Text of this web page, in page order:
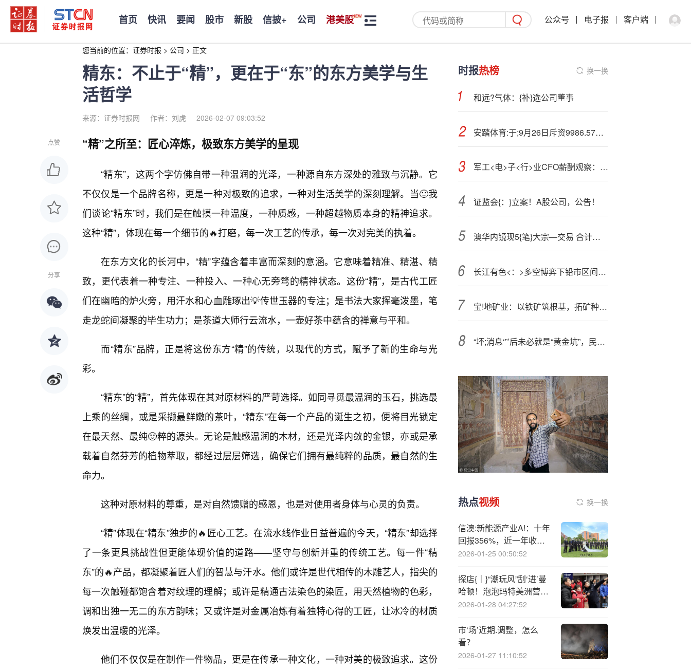
首页 快讯 要闻 股市 新股 信披+ 公司 港美股 公众号 电子报 客户端
您当前的位置： 证券时报 > 公司 > 正文
精东：不止于“精”，更在于“东”的东方美学与生
活哲学
来源：证券时报网 作者：刘虎 2026-02-07 09:03:52
点赞
分享
“精”之所至：匠心淬炼，极致东方美学的呈现
“精东”，这两个字仿佛自带一种温润的光泽，一种源自东方深处的雅致与沉静。它
不仅仅是一个品牌名称，更是一种对极致的追求，一种对生活美学的深刻理解。当🙂我
们谈论“精东”时，我们是在触摸一种温度，一种质感，一种超越物质本身的精神追求。
这种“精”，体现在每一个细节的🔥打磨，每一次工艺的传承，每一次对完美的执着。
在东方文化的长河中，“精”字蕴含着丰富而深刻的意涵。它意味着精准、精湛、精
致，更代表着一种专注、一种投入、一种心无旁骛的精神状态。这份“精”，是古代工匠
们在幽暗的炉火旁，用汗水和心血雕琢出💡传世玉器的专注；是书法大家挥毫泼墨，笔
走龙蛇间凝聚的毕生功力；是茶道大师行云流水，一壶好茶中蕴含的禅意与平和。
而“精东”品牌，正是将这份东方“精”的传统，以现代的方式，赋予了新的生命与光
彩。
“精东”的“精”，首先体现在其对原材料的严苛选择。如同寻觅最温润的玉石，挑选最
上乘的丝绸，或是采撷最鲜嫩的茶叶，“精东”在每一个产品的诞生之初，便将目光锁定
在最天然、最纯🙂粹的源头。无论是触感温润的木材，还是光泽内敛的金银，亦或是承
载着自然芬芳的植物萃取，都经过层层筛选，确保它们拥有最纯粹的品质，最自然的生
命力。
这种对原材料的尊重，是对自然馈赠的感恩，也是对使用者身体与心灵的负责。
“精”体现在“精东”独步的🔥匠心工艺。在流水线作业日益普遍的今天，“精东”却选择
了一条更具挑战性但更能体现价值的道路——坚守与创新并重的传统工艺。每一件“精
东”的🔥产品，都凝聚着匠人们的智慧与汗水。他们或许是世代相传的木雕艺人，指尖的
每一次触碰都饱含着对纹理的理解；或许是精通古法染色的染匠，用天然植物的色彩，
调和出独一无二的东方韵味；又或许是对金属冶炼有着独特心得的工匠，让冰冷的材质
焕发出温暖的光泽。
他们不仅仅是在制作一件物品，更是在传承一种文化，一种对美的极致追求。这份
时报热榜 换一换
和远?气体：{补}选公司董事
安踏体育:于;9月26日斥资9986.57万港元回购109.38万股
军工<电>子<行>业CFO薪酬观察：北斗星通业绩大幅下滑 CFO张智超年薪90.01万元 高出行业平均薪酬38.05%
证监会{：}立案！A股公司，公告！
澳华内镜现5{笔}大宗—交易 合计成交30.00万股
长江有色<：>多空博弈下铅市区间震荡 7日铅价或涨跌不大
宝!地矿业：以铁矿筑根基，拓矿种谋新局
“坏;消息‘”’后未必就是“黄金坑”，民生牟一凌：无恐惧、不贪婪
热点视频 换一换
信澳:新能源产业A!：十年
回报356%，近一年收益
72%，二季度重仓华勤技
2026-01-25 00:50:52
探店{｜}“潮玩风”刮‘进’曼
哈顿！泡泡玛特美洲营收
凭啥疯涨10倍
2026-01-28 04:27:52
市‘场’近期.调整，怎么
看？
2026-01-27 11:10:52